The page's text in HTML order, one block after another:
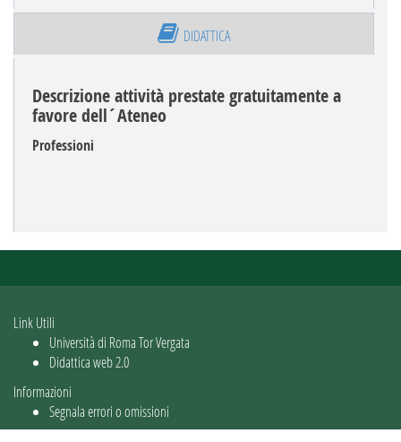
DIDATTICA
Descrizione attività prestate gratuitamente a
favore dell´Ateneo
Professioni
Link Utili
Università di Roma Tor Vergata
Didattica web 2.0
Informazioni
Segnala errori o omissioni